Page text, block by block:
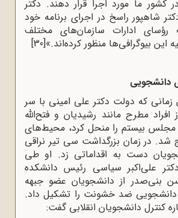
کشور ما مورد اجرا قرار دهند. دکتر
شاهپور راسخ در اجرای برنامه خود
ادارات سازمان‌های مختلف
این بیوگرافی‌ها منظور کرده‌اند.»[30]
دانشجویی
1340ش زمانی که دولت دکتر علی امینی با سر
مطرح مانند رشیدیان و فتح‌الله
مجلس بیستم را منحل کرد، محیط‌های
شد. در زمان بزرگداشت سی تیر نراقی
دست به اقداماتی زد. او طی
علی‌اکبر سیاسی رئیس دانشکده
بنی‌صدر از دانشجویان عضو جبهه
ضد خشونت را تشکیل داد.
کنترل دانشجویان انقلابی گفت: